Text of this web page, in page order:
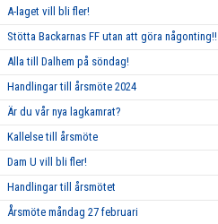
A-laget vill bli fler!
Stötta Backarnas FF utan att göra någonting!!
Alla till Dalhem på söndag!
Handlingar till årsmöte 2024
Är du vår nya lagkamrat?
Kallelse till årsmöte
Dam U vill bli fler!
Handlingar till årsmötet
Årsmöte måndag 27 februari